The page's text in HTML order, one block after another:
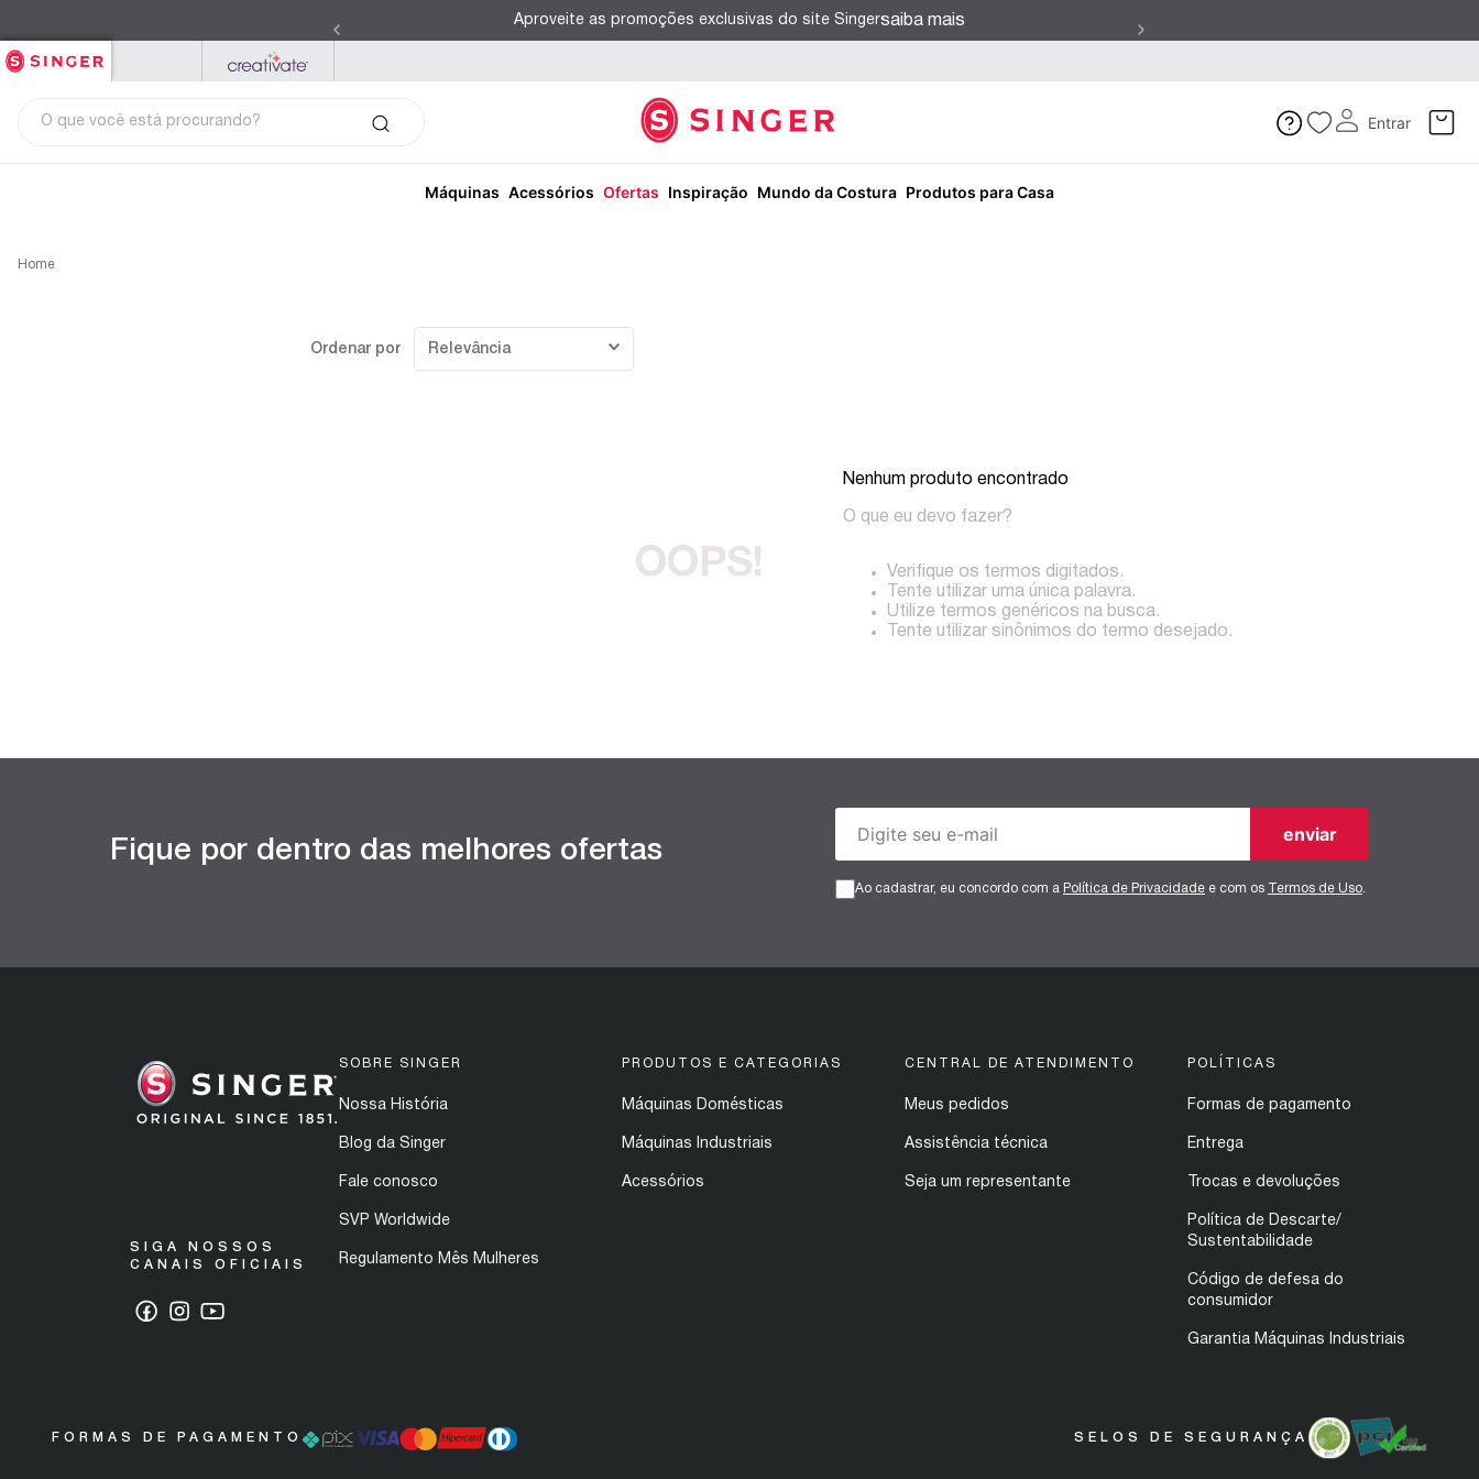
Aproveite as promoções exclusivas do site Singersaiba mais
SINGER
MYSEWNET
Entrar
Máquinas Acessórios Ofertas Inspiração Mundo da Costura Produtos para Casa
Home
Ordenar por Relevância
OOPS!
Nenhum produto encontrado
O que eu devo fazer?
Verifique os termos digitados.
Tente utilizar uma única palavra.
Utilize termos genéricos na busca.
Tente utilizar sinônimos do termo desejado.
Fique por dentro das melhores ofertas
enviar
Ao cadastrar, eu concordo com a Política de Privacidade e com os Termos de Uso
SOBRE SINGER
Nossa História
Blog da Singer
Fale conosco
SVP Worldwide
Regulamento Mês Mulheres
PRODUTOS E CATEGORIAS
Máquinas Domésticas
Máquinas Industriais
Acessórios
CENTRAL DE ATENDIMENTO
Meus pedidos
Assistência técnica
Seja um representante
POLÍTICAS
Formas de pagamento
Entrega
Trocas e devoluções
Política de Descarte/
Sustentabilidade
Código de defesa do
consumidor
Garantia Máquinas Industriais
SIGA NOSSOS
CANAIS OFICIAIS
FORMAS DE PAGAMENTO SELOS DE SEGURANÇA